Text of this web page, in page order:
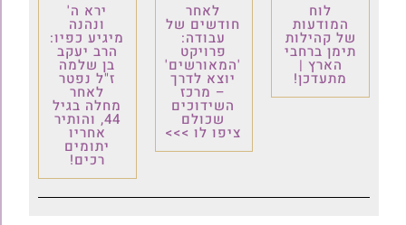
לוח
המודעות
של קהילות
תימן ברחבי
הארץ |
מתעדכן!
לאחר
חודשים של
עבודה:
פרויקט
'המאורשים'
יוצא לדרך
– מרכז
השידוכים
שכולם
ציפו לו >>>
ירא ה'
ונהנה
מיגיע כפיו:
הרב יעקב
בן שלמה
ז"ל נפטר
לאחר
מחלה בגיל
44, והותיר
אחריו
יתומים
רכים!